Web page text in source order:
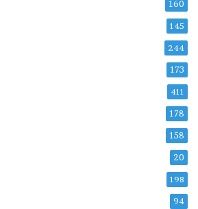
160
145
244
173
411
178
158
20
198
94